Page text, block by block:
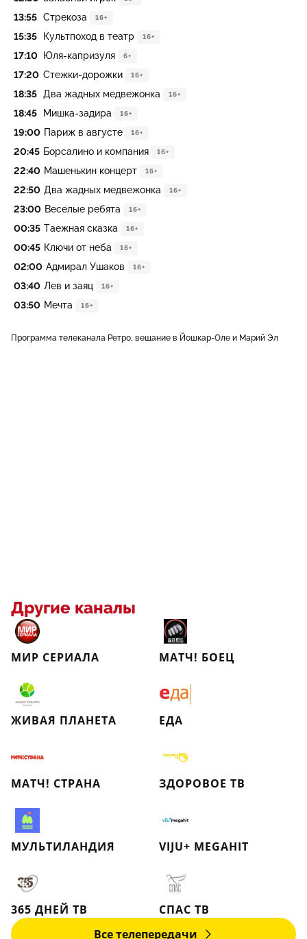
13:55 Стрекоза 16+
15:35 Культпоход в театр 16+
17:10 Юля-капризуля 6+
17:20 Стежки-дорожки 16+
18:35 Два жадных медвежонка 16+
18:45 Мишка-задира 16+
19:00 Париж в августе 16+
20:45 Борсалино и компания 16+
22:40 Машенькин концерт 16+
22:50 Два жадных медвежонка 16+
23:00 Веселые ребята 16+
00:35 Таежная сказка 16+
00:45 Ключи от неба 16+
02:00 Адмирал Ушаков 16+
03:40 Лев и заяц 16+
03:50 Мечта 16+
Программа телеканала Ретро, вещание в Йошкар-Оле и Марий Эл
Другие каналы
МИР СЕРИАЛА МАТЧ! БОЕЦ
ЖИВАЯ ПЛАНЕТА ЕДА
МАТЧ! СТРАНА ЗДОРОВОЕ ТВ
МУЛЬТИЛАНДИЯ VIJU+ MEGAHIT
365 ДНЕЙ ТВ
СПАС ТВ
Все телепередачи